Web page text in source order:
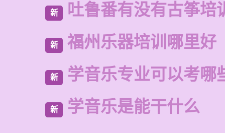
新 吐鲁番有没有古筝培
新 福州乐器培训哪里好
新 学音乐专业可以考哪
新 学音乐是能干什么